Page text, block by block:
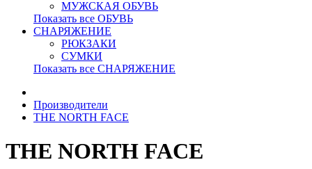
МУЖСКАЯ ОБУВЬ
Показать все ОБУВЬ
СНАРЯЖЕНИЕ
РЮКЗАКИ
СУМКИ
Показать все СНАРЯЖЕНИЕ
Производители
THE NORTH FACE
THE NORTH FACE